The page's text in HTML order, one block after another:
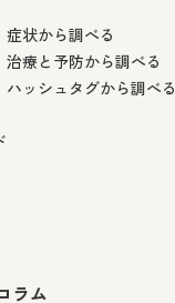
症状から調べる
治療と予防から調べる
ハッシュタグから調べる
ラム